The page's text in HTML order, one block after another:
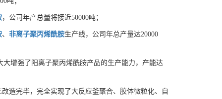
，公司年产总量将接近50000吨；
、 非离子聚丙烯酰胺生产线，公司年总产量达20000
增强了阳离子聚丙烯酰胺产品的生产能力，产能达
完毕，完全实现了大反应釜聚合、胶体微粒化、自